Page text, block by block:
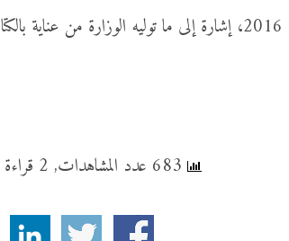
وتعدّ المشاركة المتتالية في معرض تونس الدولي للكتاب منذ سنة